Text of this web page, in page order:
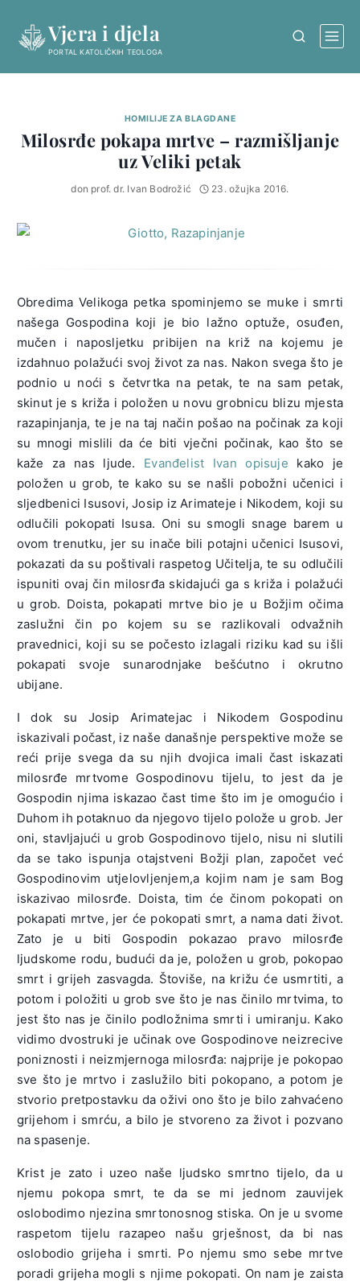
content
Vjera i djela
PORTAL KATOLIČKIH TEOLOGA
HOMILIJE ZA BLAGDANE
Milosrđe pokapa mrtve – razmišljanje
uz Veliki petak
don prof. dr. Ivan Bodrožić 23. ožujka 2016.
Obredima Velikoga petka spominjemo se muke i smrti
našega Gospodina koji je bio lažno optuže, osuđen,
mučen i naposljetku pribijen na križ na kojemu je
izdahnuo polažući svoj život za nas. Nakon svega što je
podnio u noći s četvrtka na petak, te na sam petak,
skinut je s križa i položen u novu grobnicu blizu mjesta
razapinjanja, te je na taj način pošao na počinak za koji
su mnogi mislili da će biti vječni počinak, kao što se
kaže za nas ljude. Evanđelist Ivan opisuje kako je
položen u grob, te kako su se našli pobožni učenici i
sljedbenici Isusovi, Josip iz Arimateje i Nikodem, koji su
odlučili pokopati Isusa. Oni su smogli snage barem u
ovom trenutku, jer su inače bili potajni učenici Isusovi,
pokazati da su poštivali raspetog Učitelja, te su odlučili
ispuniti ovaj čin milosrđa skidajući ga s križa i polažući
u grob. Doista, pokapati mrtve bio je u Božjim očima
zaslužni čin po kojem su se razlikovali odvažnih
pravednici, koji su se počesto izlagali riziku kad su išli
pokapati svoje sunarodnjake bešćutno i okrutno
ubijane.
I dok su Josip Arimatejac i Nikodem Gospodinu
iskazivali počast, iz naše današnje perspektive može se
reći prije svega da su njih dvojica imali čast iskazati
milosrđe mrtvome Gospodinovu tijelu, to jest da je
Gospodin njima iskazao čast time što im je omogućio i
Duhom ih potaknuo da njegovo tijelo polože u grob. Jer
oni, stavljajući u grob Gospodinovo tijelo, nisu ni slutili
da se tako ispunja otajstveni Božji plan, započet već
Gospodinovim utjelovljenjem,a kojim nam je sam Bog
iskazivao milosrđe. Doista, tim će činom pokopati on
pokapati mrtve, jer će pokopati smrt, a nama dati život.
Zato je u biti Gospodin pokazao pravo milosrđe
ljudskome rodu, budući da je, položen u grob, pokopao
smrt i grijeh zasvagda. Štoviše, na križu će usmrtiti, a
potom i položiti u grob sve što je nas činilo mrtvima, to
jest što nas je činilo podložnima smrti i umiranju. Kako
vidimo dvostruki je učinak ove Gospodinove neizrecive
poniznosti i neizmjernoga milosrđa: najprije je pokopao
sve što je mrtvo i zaslužilo biti pokopano, a potom je
stvorio pretpostavku da oživi ono što je bilo zahvaćeno
grijehom i smrću, a bilo je stvoreno za život i pozvano
na spasenje.
Krist je zato i uzeo naše ljudsko smrtno tijelo, da u
njemu pokopa smrt, te da se mi jednom zauvijek
oslobodimo njezina smrtonosnog stiska. On je u svome
raspetom tijelu razapeo našu grješnost, da bi nas
oslobodio grijeha i smrti. Po njemu smo sebe mrtve
poradi grijeha mogli s njime pokopati. On nam je zaista